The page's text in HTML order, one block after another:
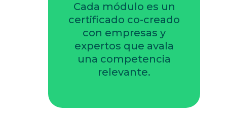
Cada módulo es un
certificado co-creado
con empresas y
expertos que avala
una competencia
relevante.